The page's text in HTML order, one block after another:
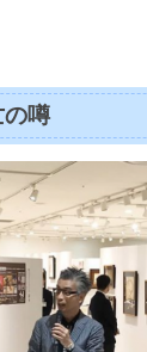
噂